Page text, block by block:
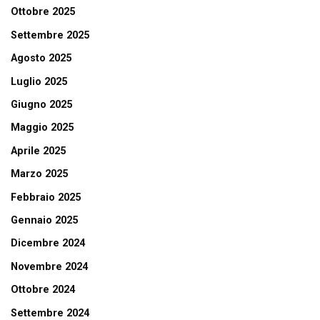
Ottobre 2025
Settembre 2025
Agosto 2025
Luglio 2025
Giugno 2025
Maggio 2025
Aprile 2025
Marzo 2025
Febbraio 2025
Gennaio 2025
Dicembre 2024
Novembre 2024
Ottobre 2024
Settembre 2024